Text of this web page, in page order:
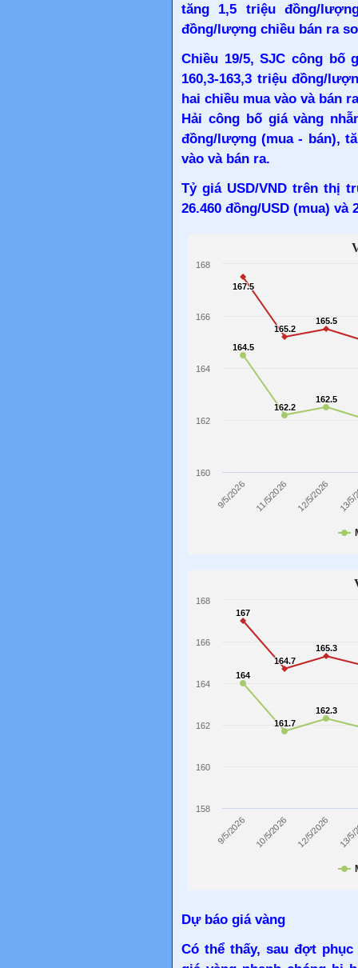
tăng 1,5 triệu đồng/
đồng/lượng chiều bán ra
Chiều 19/5, SJC công
160,3-163,3 triệu đồng/
hai chiều mua vào và bán
Hải công bố giá vàng
đồng/lượng (mua - bán),
vào và bán ra.
Tỷ giá USD/VND trên thị
26.460 đồng/USD (mua) và
Dự báo giá vàng
Có thể thấy, sau đợt